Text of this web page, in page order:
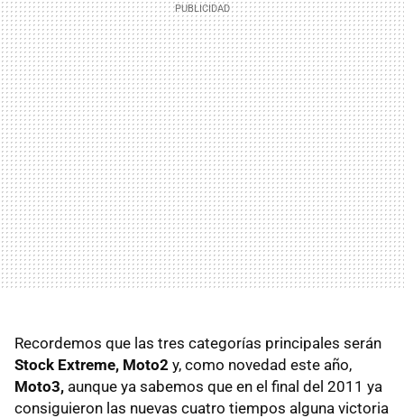
Recordemos que las tres categorías principales serán
Stock Extreme, Moto2 y, como novedad este año,
Moto3, aunque ya sabemos que en el final del 2011 ya
consiguieron las nuevas cuatro tiempos alguna victoria